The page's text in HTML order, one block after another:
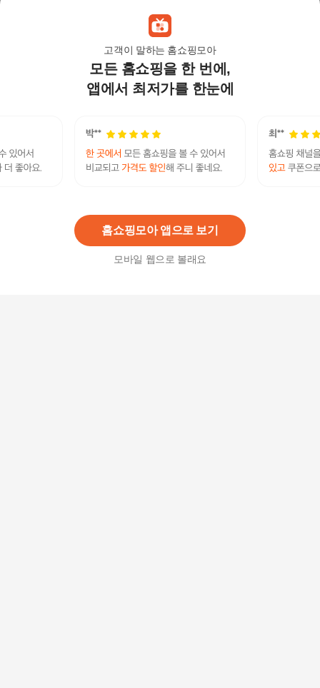
고객이 말하는 홈쇼핑모아
모든 홈쇼핑을 한 번에,
앱에서 최저가를 한눈에
홈쇼핑모아 앱으로 보기
모바일 웹으로 볼래요
[CJ공식] 멀티비타 이뮨샷 14병 4박스
177,700원
20%142,160원
[안국약품] 리포좀 비타민C 30포X2박스(2개월)